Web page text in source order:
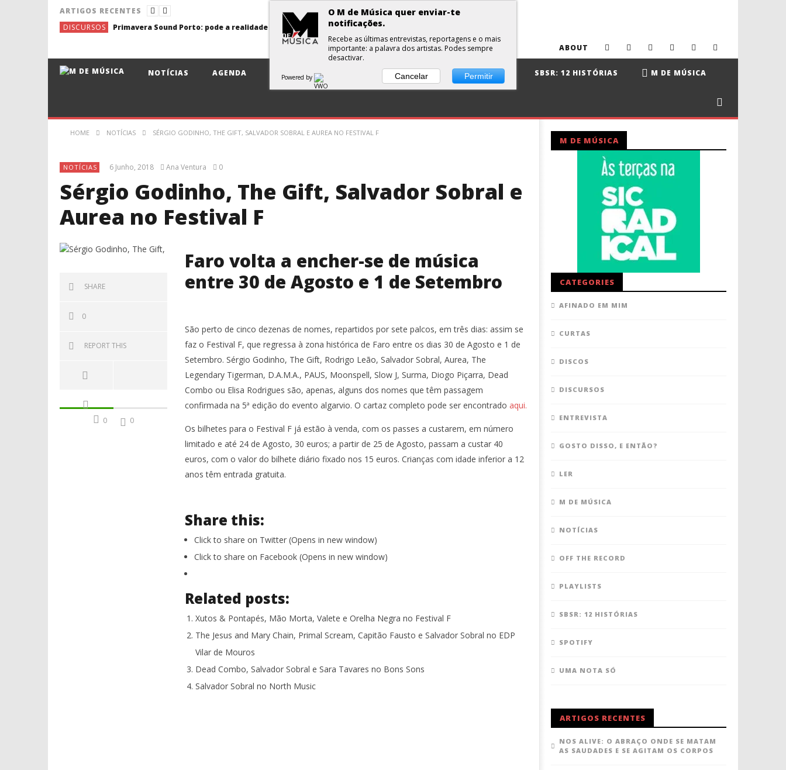
ARTIGOS RECENTES
DISCURSOS
ABOUT
NOTÍCIAS AGENDA DISCOS CURTAS PLAYLISTS SBSR: 12 HISTÓRIAS M DE MÚSICA
HOME NOTÍCIAS SÉRGIO GODINHO, THE GIFT, SALVADOR SOBRAL E AUREA NO FESTIVAL F
NOTÍCIAS 6 Junho, 2018 Ana Ventura 0
Sérgio Godinho, The Gift, Salvador Sobral e
Aurea no Festival F
SHARE
0
REPORT THIS
0 0
Faro volta a encher-se de música
entre 30 de Agosto e 1 de Setembro
São perto de cinco dezenas de nomes, repartidos por sete palcos, em três dias: assim se
faz o Festival F, que regressa à zona histórica de Faro entre os dias 30 de Agosto e 1 de
Setembro. Sérgio Godinho, The Gift, Rodrigo Leão, Salvador Sobral, Aurea, The
Legendary Tigerman, D.A.M.A., PAUS, Moonspell, Slow J, Surma, Diogo Piçarra, Dead
Combo ou Elisa Rodrigues são, apenas, alguns dos nomes que têm passagem
confirmada na 5ª edição do evento algarvio. O cartaz completo pode ser encontrado aqui.
Os bilhetes para o Festival F já estão à venda, com os passes a custarem, em número
limitado e até 24 de Agosto, 30 euros; a partir de 25 de Agosto, passam a custar 40
euros, com o valor do bilhete diário fixado nos 15 euros. Crianças com idade inferior a 12
anos têm entrada gratuita.
Share this:
Click to share on Twitter (Opens in new window)
Click to share on Facebook (Opens in new window)
Related posts:
Xutos & Pontapés, Mão Morta, Valete e Orelha Negra no Festival F
The Jesus and Mary Chain, Primal Scream, Capitão Fausto e Salvador Sobral no EDP
Vilar de Mouros
Dead Combo, Salvador Sobral e Sara Tavares no Bons Sons
Salvador Sobral no North Music
M DE MÚSICA
CATEGORIES
AFINADO EM MIM
CURTAS
DISCOS
DISCURSOS
ENTREVISTA
GOSTO DISSO, E ENTÃO?
LER
M DE MÚSICA
NOTÍCIAS
OFF THE RECORD
PLAYLISTS
SBSR: 12 HISTÓRIAS
SPOTIFY
UMA NOTA SÓ
ARTIGOS RECENTES
NOS ALIVE: O ABRAÇO ONDE SE MATAM
AS SAUDADES E SE AGITAM OS CORPOS
O M de Música quer enviar-te
notificações.
Recebe as últimas entrevistas, reportagens e o mais
importante: a palavra dos artistas. Podes sempre
desactivar.
Powered by Cancelar Permitir